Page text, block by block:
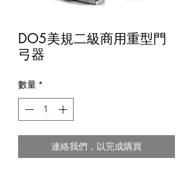
DO5美規二級商用重型門
弓器
數量 *
連絡我們，以完成購買